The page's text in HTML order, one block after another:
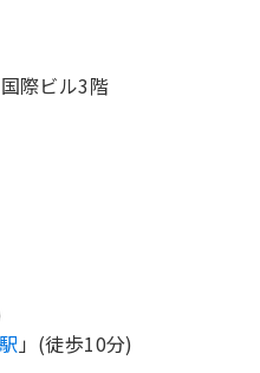
際ビル3階
」(徒歩10分)